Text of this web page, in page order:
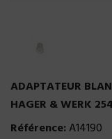
ADAPTATEUR
HAGER & WERK
Référence:A14190